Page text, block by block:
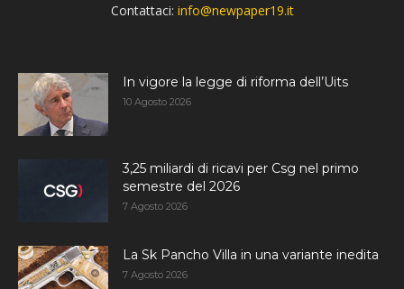
Contattaci: info@newpaper19.it
In vigore la legge di riforma dell’Uits
10 Agosto 2026
3,25 miliardi di ricavi per Csg nel primo
semestre del 2026
7 Agosto 2026
La Sk Pancho Villa in una variante inedita
7 Agosto 2026